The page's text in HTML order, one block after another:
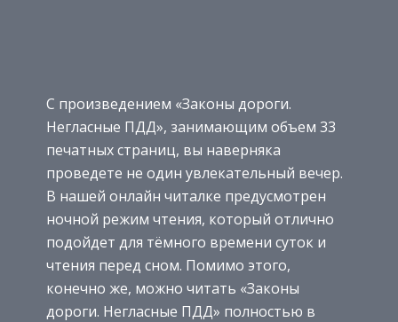
С произведением «Законы дороги.
Негласные ПДД», занимающим объем 33
печатных страниц, вы наверняка
проведете не один увлекательный вечер.
В нашей онлайн читалке предусмотрен
ночной режим чтения, который отлично
подойдет для тёмного времени суток и
чтения перед сном. Помимо этого,
конечно же, можно читать «Законы
дороги. Негласные ПДД» полностью в